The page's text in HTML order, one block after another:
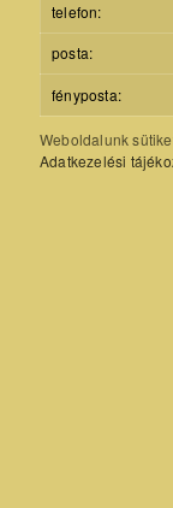
telefon:
posta:
fényposta:
Weboldalunk
Adatkezelési